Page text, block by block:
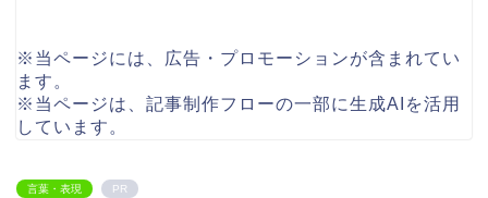
※当ページには、広告・プロモーションが含まれてい
ます。
※当ページは、記事制作フローの一部に生成AIを活用
しています。
言葉・表現 PR